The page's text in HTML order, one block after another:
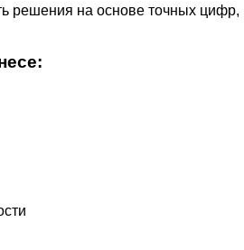
решения на основе точных цифр,